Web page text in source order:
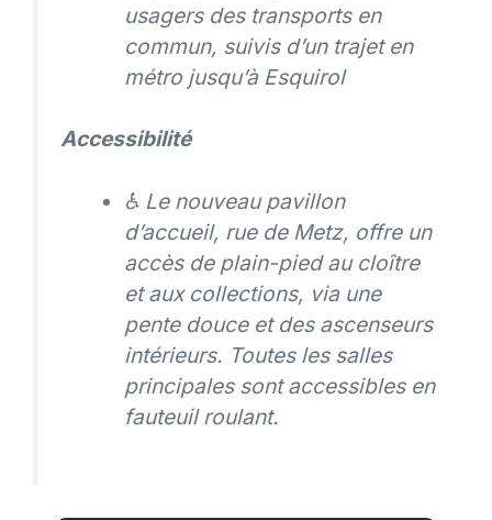
usagers des transports en
commun, suivis d’un trajet en
métro jusqu’à Esquirol
Accessibilité
♿ Le nouveau pavillon
d’accueil, rue de Metz, offre un
accès de plain-pied au cloître
et aux collections, via une
pente douce et des ascenseurs
intérieurs. Toutes les salles
principales sont accessibles en
fauteuil roulant.